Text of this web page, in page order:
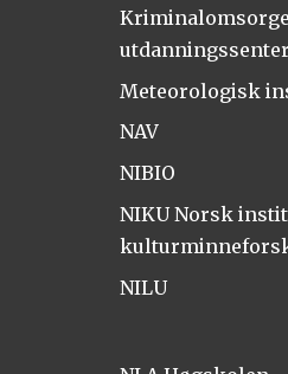
utdanningssenter
Meteorologisk
NAV
NIBIO
NIKU Norsk
NILU